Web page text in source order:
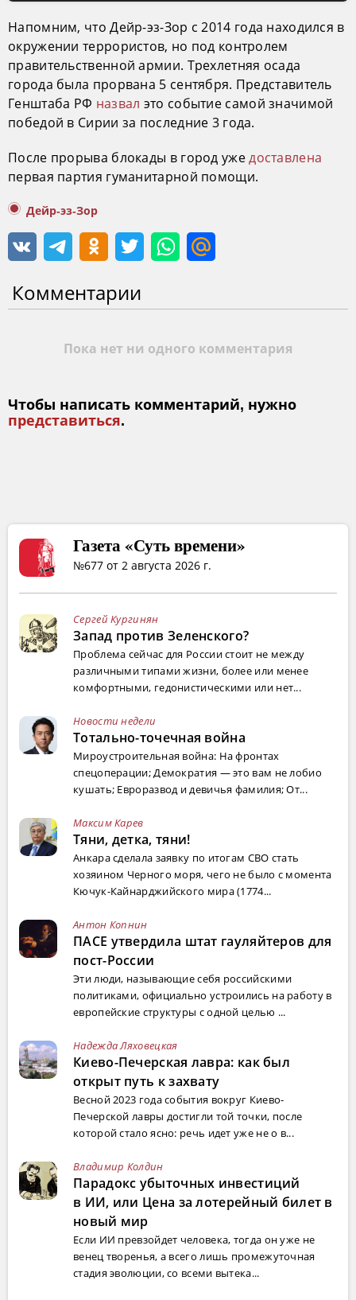
Напомним, что Дейр-эз-Зор с 2014 года находился в
окружении террористов, но под контролем
правительственной армии. Трехлетняя осада
города была прорвана 5 сентября. Представитель
Генштаба РФ назвал это событие самой значимой
победой в Сирии за последние 3 года.
После прорыва блокады в город ужедоставлена
первая партия гуманитарной помощи.
Дейр-эз-Зор
Комментарии
Пока нет ни одного комментария
Чтобы написать комментарий, нужно
представиться.
Газета «Суть времени»
№677 от 2 августа 2026 г.
Сергей Кургинян
Запад против Зеленского?
Проблема сейчас для России стоит не между
различными типами жизни, более или менее
комфортными, гедонистическими или нет...
Новости недели
Тотально-точечная война
Мироустроительная война: На фронтах
спецоперации; Демократия — это вам не лобио
кушать; Евроразвод и девичья фамилия; От...
Максим Карев
Тяни, детка, тяни!
Анкара сделала заявку по итогам СВО стать
хозяином Черного моря, чего не было с момента
Кючук-Кайнарджийского мира (1774...
Антон Копнин
ПАСЕ утвердила штат гауляйтеров для
пост-России
Эти люди, называющие себя российскими
политиками, официально устроились на работу в
европейские структуры с одной целью ...
Надежда Ляховецкая
Киево-Печерская лавра: как был
открыт путь к захвату
Весной 2023 года события вокруг Киево-
Печерской лавры достигли той точки, после
которой стало ясно: речь идет уже не о в...
Владимир Колдин
Парадокс убыточных инвестиций
в ИИ, или Цена за лотерейный билет в
новый мир
Если ИИ превзойдет человека, тогда он уже не
венец творенья, а всего лишь промежуточная
стадия эволюции, со всеми вытека...